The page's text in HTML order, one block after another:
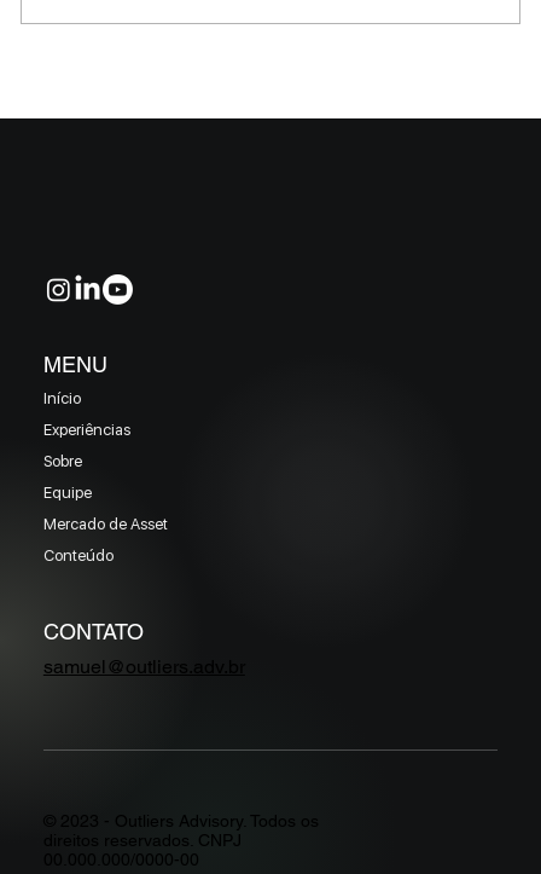
Início
Experiências
Sobre
Equipe
Mercado de Asset
Conteúdo
MENU
samuel@outliers.adv.br
CONTATO
© 2023 - Outliers Advisory. Todos os
direitos reservados. CNPJ
00.000.000/0000-00